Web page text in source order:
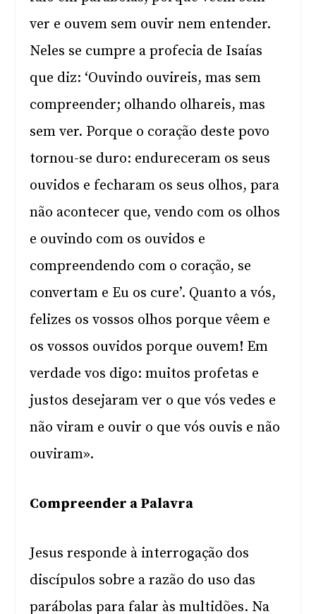
ver e ouvem sem ouvir nem entender.
Neles se cumpre a profecia de Isaías
que diz: ‘Ouvindo ouvireis, mas sem
compreender; olhando olhareis, mas
sem ver. Porque o coração deste povo
tornou-se duro: endureceram os seus
ouvidos e fecharam os seus olhos, para
não acontecer que, vendo com os olhos
e ouvindo com os ouvidos e
compreendendo com o coração, se
convertam e Eu os cure’. Quanto a vós,
felizes os vossos olhos porque vêem e
os vossos ouvidos porque ouvem! Em
verdade vos digo: muitos profetas e
justos desejaram ver o que vós vedes e
não viram e ouvir o que vós ouvis e não
ouviram».
Compreender a Palavra
Jesus responde à interrogação dos
discípulos sobre a razão do uso das
parábolas para falar às multidões. Na